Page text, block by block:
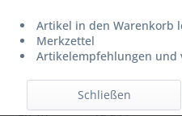
UVP: 49,95 € *
Menge
Stückpreis
bis9 39,90 € *
Artikel in den Warenkorb
Merkzettel
Artikelempfehlungen und
Schließen